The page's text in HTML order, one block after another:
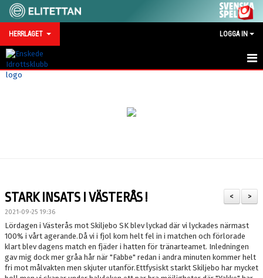
HERRLAGET LOGGA IN
HEM
BILDGALLERI
TRÄNINGSMATCHER 2026
KONTAKT
>
<
STARK INSATS I VÄSTERÅS !
2021-09-25 19:36
Lördagen i Västerås mot Skiljebo SK blev lyckad där vi lyckades närmast
100% i vårt agerande.Då vi i fjol kom helt fel in i matchen och förlorade
klart blev dagens match en fjäder i hatten för tränarteamet. Inledningen
gav mig dock mer gråa hår när "Fabbe" redan i andra minuten kommer helt
fri mot målvakten men skjuter utanför.Ettfysiskt starkt Skiljebo har mycket